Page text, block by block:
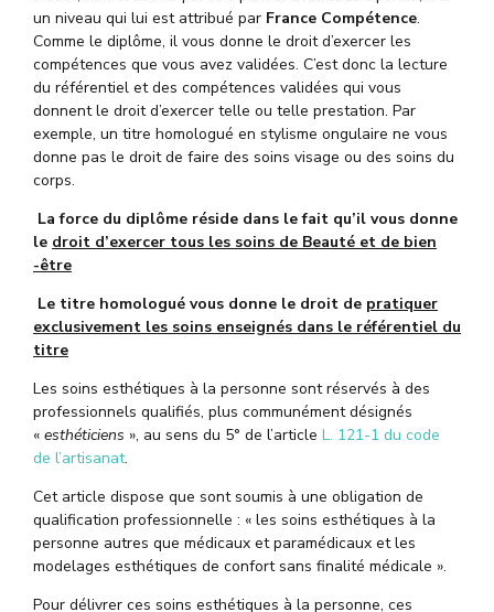
un niveau qui lui est attribué par France Compétence.
Comme le diplôme, il vous donne le droit d’exercer les
compétences que vous avez validées. C’est donc la lecture
du référentiel et des compétences validées qui vous
donnent le droit d’exercer telle ou telle prestation. Par
exemple, un titre homologué en stylisme ongulaire ne vous
donne pas le droit de faire des soins visage ou des soins du
corps.
La force du diplôme réside dans le fait qu’il vous donne
le droit d’exercer tous les soins de Beauté et de bien
-être
Le titre homologué vous donne le droit de pratiquer
exclusivement les soins enseignés dans le référentiel du
titre
Les soins esthétiques à la personne sont réservés à des
professionnels qualifiés, plus communément désignés
« esthéticiens », au sens du 5° de l’article L. 121-1 du code
de l’artisanat.
Cet article dispose que sont soumis à une obligation de
qualification professionnelle : « les soins esthétiques à la
personne autres que médicaux et paramédicaux et les
modelages esthétiques de confort sans finalité médicale ».
Pour délivrer ces soins esthétiques à la personne, ces